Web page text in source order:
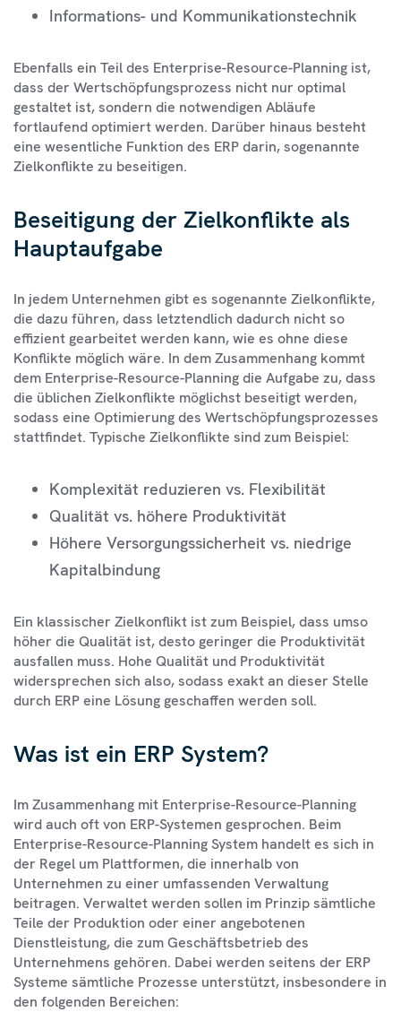
Informations- und Kommunikationstechnik
Ebenfalls ein Teil des Enterprise-Resource-Planning ist,
dass der Wertschöpfungsprozess nicht nur optimal
gestaltet ist, sondern die notwendigen Abläufe
fortlaufend optimiert werden. Darüber hinaus besteht
eine wesentliche Funktion des ERP darin, sogenannte
Zielkonflikte zu beseitigen.
Beseitigung der Zielkonflikte als
Hauptaufgabe
In jedem Unternehmen gibt es sogenannte Zielkonflikte,
die dazu führen, dass letztendlich dadurch nicht so
effizient gearbeitet werden kann, wie es ohne diese
Konflikte möglich wäre. In dem Zusammenhang kommt
dem Enterprise-Resource-Planning die Aufgabe zu, dass
die üblichen Zielkonflikte möglichst beseitigt werden,
sodass eine Optimierung des Wertschöpfungsprozesses
stattfindet. Typische Zielkonflikte sind zum Beispiel:
Komplexität reduzieren vs. Flexibilität
Qualität vs. höhere Produktivität
Höhere Versorgungssicherheit vs. niedrige
Kapitalbindung
Ein klassischer Zielkonflikt ist zum Beispiel, dass umso
höher die Qualität ist, desto geringer die Produktivität
ausfallen muss. Hohe Qualität und Produktivität
widersprechen sich also, sodass exakt an dieser Stelle
durch ERP eine Lösung geschaffen werden soll.
Was ist ein ERP System?
Im Zusammenhang mit Enterprise-Resource-Planning
wird auch oft von ERP-Systemen gesprochen. Beim
Enterprise-Resource-Planning System handelt es sich in
der Regel um Plattformen, die innerhalb von
Unternehmen zu einer umfassenden Verwaltung
beitragen. Verwaltet werden sollen im Prinzip sämtliche
Teile der Produktion oder einer angebotenen
Dienstleistung, die zum Geschäftsbetrieb des
Unternehmens gehören. Dabei werden seitens der ERP
Systeme sämtliche Prozesse unterstützt, insbesondere in
den folgenden Bereichen: